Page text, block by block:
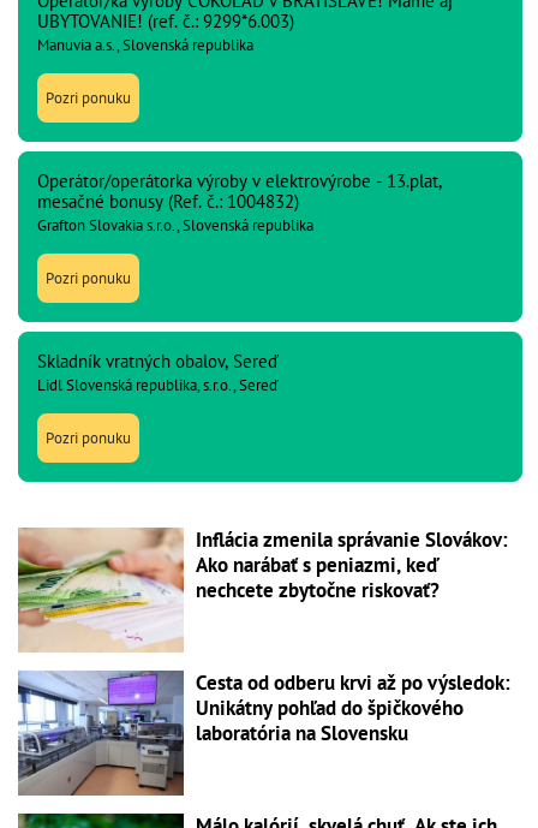
UBYTOVANIE! (ref. č.: 9299*6.003)
Manuvia a.s., Slovenská republika
Pozri ponuku
Operátor/operátorka výroby v elektrovýrobe - 13.plat,
mesačné bonusy (Ref. č.: 1004832)
Grafton Slovakia s.r.o., Slovenská republika
Pozri ponuku
Skladník vratných obalov, Sereď
Lidl Slovenská republika, s.r.o., Sereď
Pozri ponuku
Inflácia zmenila správanie Slovákov:
Ako narábať s peniazmi, keď
nechcete zbytočne riskovať?
Cesta od odberu krvi až po výsledok:
Unikátny pohľad do špičkového
laboratória na Slovensku